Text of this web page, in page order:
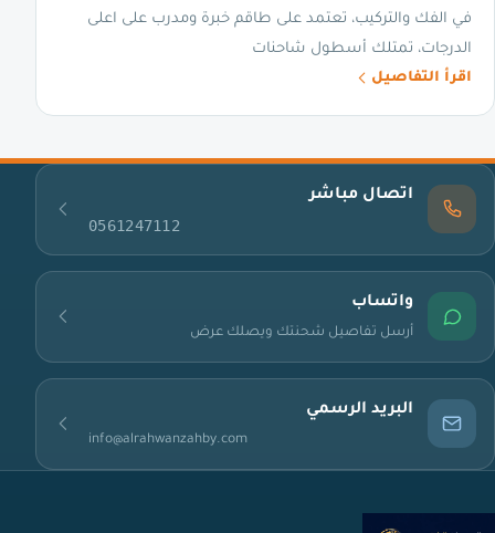
في الفك والتركيب، تعتمد على طاقم خبرة ومدرب على اعلى
الدرجات، تمتلك أسطول شاحنات
اقرأ التفاصيل
اتصال مباشر
0561247112
واتساب
أرسل تفاصيل شحنتك ويصلك عرض
البريد الرسمي
info@alrahwanzahby.com